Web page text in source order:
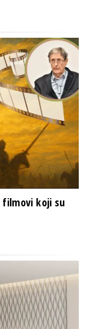
koji su